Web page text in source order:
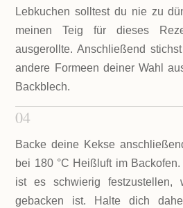
Lebkuchen solltest du nie zu
meinen Teig für dieses
ausgerollte. Anschließend
andere Formeen deiner Wahl
Backblech.
04
Backe deine Kekse
bei 180 °C Heißluft im
ist es schwierig festzustellen,
gebacken ist. Halte dich